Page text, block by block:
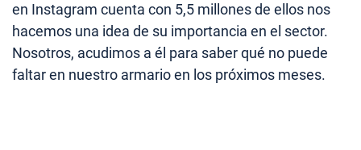
en Instagram cuenta con 5,5 millones de ellos nos
hacemos una idea de su importancia en el sector.
Nosotros, acudimos a él para saber qué no puede
faltar en nuestro armario en los próximos meses.